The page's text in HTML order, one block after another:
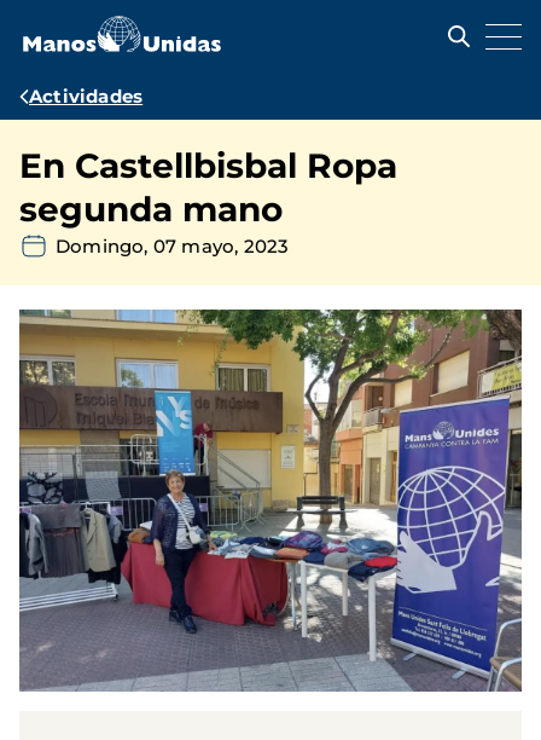
contenido
Ruta
navegación
Actividades
En Castellbisbal Ropa
segunda mano
Domingo, 07 mayo, 2023